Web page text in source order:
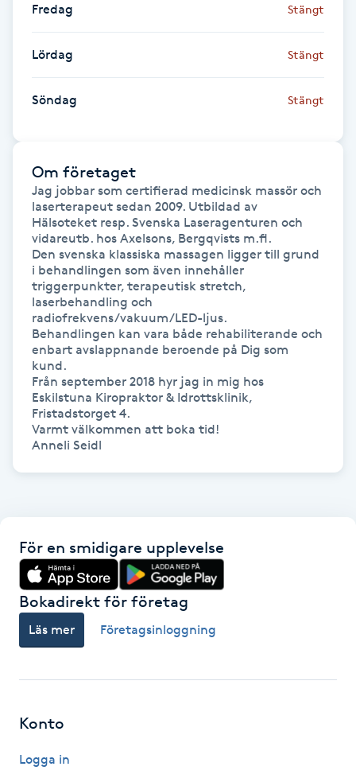
Gel naglar
Gelenaglar
Gravidmassage
Gravidyoga
Gruppträning
Gua Sha-massage
Hatha Yoga
Headspa
HIFU
Hollywood Peel
Hudföryngring
Fredag Stängt
Lördag Stängt
Söndag Stängt
Om företaget
Jag jobbar som certifierad medicinsk massör och
laserterapeut sedan 2009. Utbildad av
Hälsoteket resp. Svenska Laseragenturen och
vidareutb. hos Axelsons, Bergqvists m.fl.
Den svenska klassiska massagen ligger till grund
i behandlingen som även innehåller
triggerpunkter, terapeutisk stretch,
laserbehandling och
radiofrekvens/vakuum/LED-ljus.
Behandlingen kan vara både rehabiliterande och
enbart avslappnande beroende på Dig som
kund.
Från september 2018 hyr jag in mig hos
Eskilstuna Kiropraktor & Idrottsklinik,
Fristadstorget 4.
Varmt välkommen att boka tid!
Anneli Seidl
För en smidigare upplevelse
Bokadirekt för företag
Läs mer Företagsinloggning
Konto
Logga in